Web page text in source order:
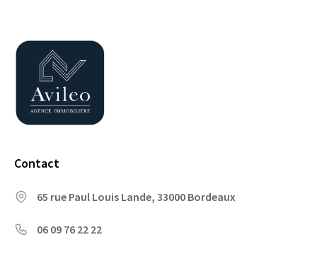
Contact
65 rue Paul Louis Lande, 33000 Bordeaux
06 09 76 22 22